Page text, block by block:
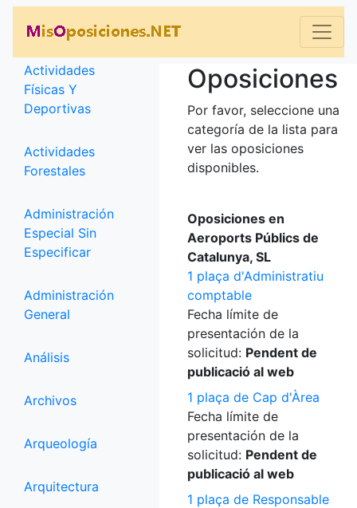
Categorías
Actividades
Físicas Y
Deportivas
Actividades
Forestales
Administración
Especial Sin
Especificar
Administración
General
Análisis
Archivos
Arqueología
Arquitectura
Oposiciones
Por favor, seleccione una
categoría de la lista para
ver las oposiciones
disponibles.
Oposiciones en
Aeroports Públics de
Catalunya, SL
1 plaça d'Administratiu
comptable
Fecha límite de
presentación de la
solicitud: Pendent de
publicació al web
1 plaça de Cap d'Àrea
Fecha límite de
presentación de la
solicitud: Pendent de
publicació al web
1 plaça de Responsable